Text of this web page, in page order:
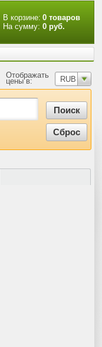
RUB
Отображать
цены в:
В корзине: 0 товаров
На сумму: 0 руб.